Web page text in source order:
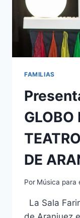
FAMILIAS
GLOBO
DE
Por Música para
La Sala